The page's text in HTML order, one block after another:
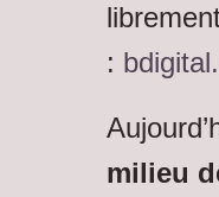
:
milieu